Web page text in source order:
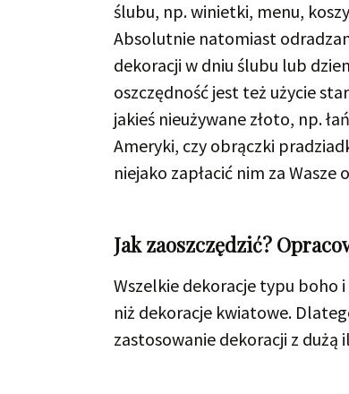
ślubu, np. winietki, menu,
Absolutnie natomiast
dekoracji w dniu ślubu lub
oszczędność jest też użycie
jakieś nieużywane złoto, np.
Ameryki, czy obrączki
niejako zapłacić nim za
Jak zaoszczędzić?
Wszelkie dekoracje typu boho i
niż dekoracje kwiatowe.
zastosowanie dekoracji z